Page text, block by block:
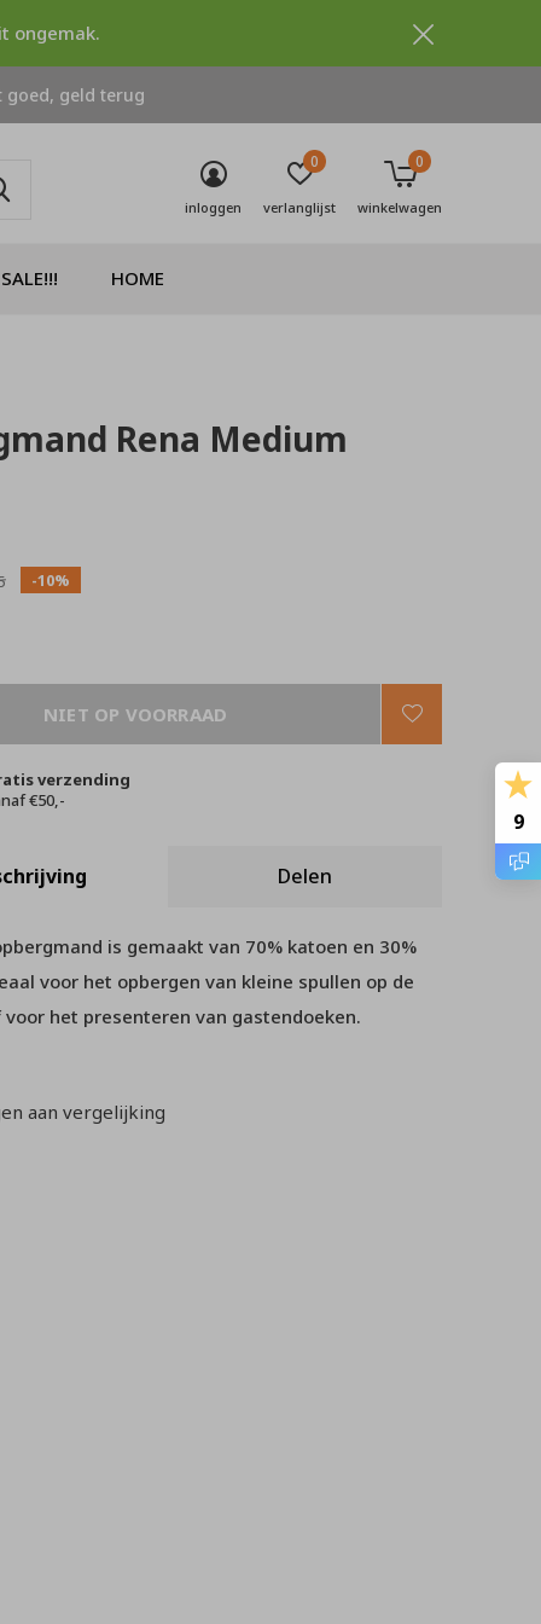
SALE!!! HOME
inloggen verlanglijst
0
winkelwagen
0
goed, geld terug
ongemak.
Rena Medium
-10%
NIET OP VOORRAAD
verzending
€50,-
Delen
is gemaakt van 70% katoen en 30%
voor het opbergen van kleine spullen op de
het presenteren van gastendoeken.
aan vergelijking
9